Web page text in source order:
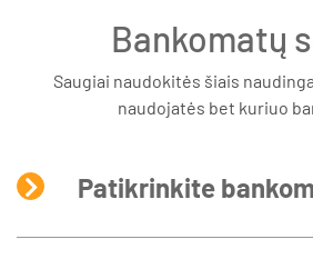
Bankomatų
Saugiai naudokitės šiais
naudojatės bet kuriuo
Patikrinkite